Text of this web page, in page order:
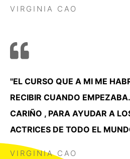
VIRGINIA CAO
"EL CURSO QUE A MI ME
RECIBIR CUANDO
CARIÑO , PARA AYUDAR A
ACTRICES DE TODO EL
VIRGINIA CAO